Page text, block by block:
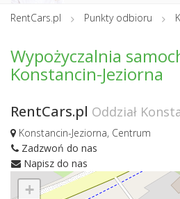
RentCars.pl Punkty odbioru
Wypożyczalnia
Konstancin-Jeziorna
RentCars.pl Oddział
Konstancin-Jeziorna, Centrum
Zadzwoń do nas
Napisz do nas
+